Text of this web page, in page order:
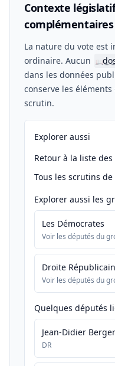
Contexte
complémentaires
La nature du vote est
ordinaire. Aucun
📖
dans les données
conserve les
scrutin.
Explorer aussi
Retour à la liste des
Tous les scrutins
Explorer aussi les
Les Démocrates
Voir les députés du
Droite
Voir les députés du
Quelques députés
Jean-Didier Berger
DR